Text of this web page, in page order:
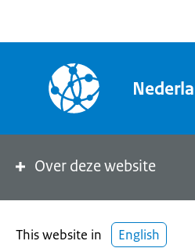
Over deze website
This website in English